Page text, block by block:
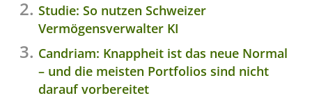
Studie: So nutzen Schweizer
Vermögensverwalter KI
Candriam: Knappheit ist das neue Normal
– und die meisten Portfolios sind nicht
darauf vorbereitet